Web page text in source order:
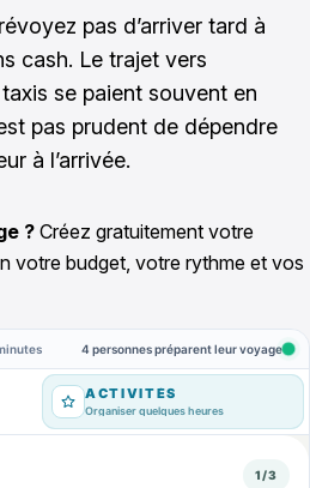
pas d’arriver tard à
cash. Le trajet vers
se paient souvent en
pas prudent de dépendre
à l’arrivée.
? Créez gratuitement votre
votre budget, votre rythme et vos